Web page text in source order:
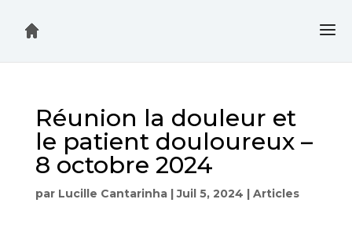
Réunion la douleur et
le patient douloureux –
8 octobre 2024
par Lucille Cantarinha|Juil 5, 2024 | Articles